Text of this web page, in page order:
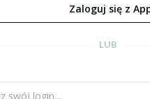
Zaloguj się z
LUB